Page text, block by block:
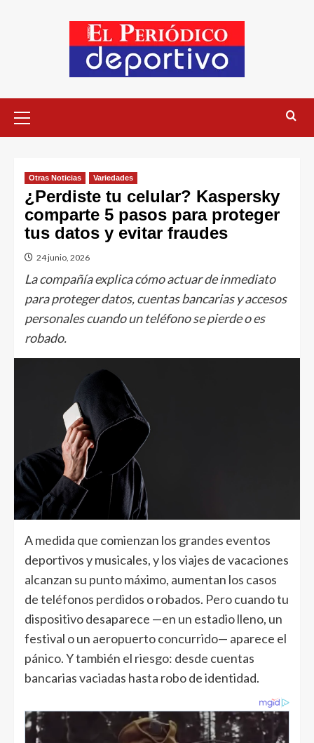
Otras Noticias Variedades
¿Perdiste tu celular? Kaspersky
comparte 5 pasos para proteger
tus datos y evitar fraudes
24 junio, 2026
La compañía explica cómo actuar de inmediato
para proteger datos, cuentas bancarias y accesos
personales cuando un teléfono se pierde o es
robado.
A medida que comienzan los grandes eventos
deportivos y musicales, y los viajes de vacaciones
alcanzan su punto máximo, aumentan los casos
de teléfonos perdidos o robados. Pero cuando tu
dispositivo desaparece —en un estadio lleno, un
festival o un aeropuerto concurrido— aparece el
pánico. Y también el riesgo: desde cuentas
bancarias vaciadas hasta robo de identidad.